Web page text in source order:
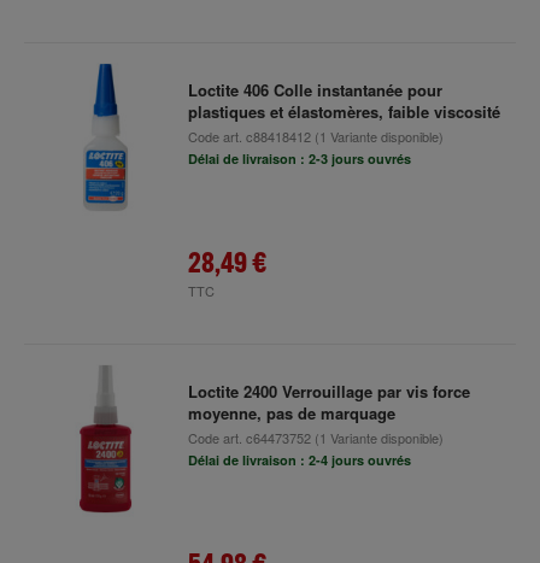
Loctite 406 Colle instantanée pour
plastiques et élastomères, faible viscosité
Code art. c88418412(1 Variante disponible)
Délai de livraison : 2-3 jours ouvrés
28,49 €
TTC
Loctite 2400 Verrouillage par vis force
moyenne, pas de marquage
Code art. c64473752(1 Variante disponible)
Délai de livraison : 2-4 jours ouvrés